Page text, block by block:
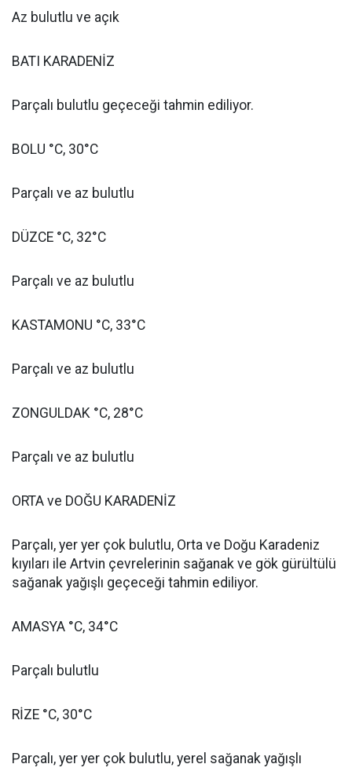
Az bulutlu ve açık
BATI KARADENİZ
Parçalı bulutlu geçeceği tahmin ediliyor.
BOLU °C, 30°C
Parçalı ve az bulutlu
DÜZCE °C, 32°C
Parçalı ve az bulutlu
KASTAMONU °C, 33°C
Parçalı ve az bulutlu
ZONGULDAK °C, 28°C
Parçalı ve az bulutlu
ORTA ve DOĞU KARADENİZ
Parçalı, yer yer çok bulutlu, Orta ve Doğu Karadeniz
kıyıları ile Artvin çevrelerinin sağanak ve gök gürültülü
sağanak yağışlı geçeceği tahmin ediliyor.
AMASYA °C, 34°C
Parçalı bulutlu
RİZE °C, 30°C
Parçalı, yer yer çok bulutlu, yerel sağanak yağışlı